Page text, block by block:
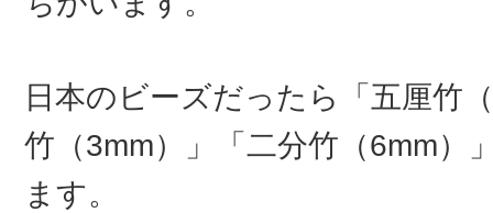
日本のビーズだったら「五厘竹
竹（3mm）」「二分竹（6mm）
ます。